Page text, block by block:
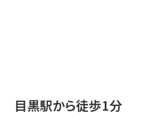
目黒駅から徒歩1分